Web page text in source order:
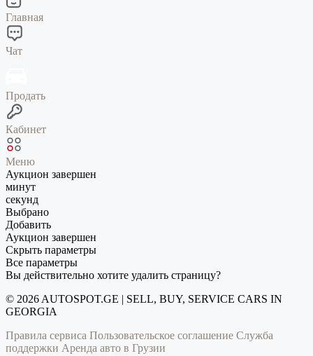
Главная
Чат
Продать
Кабинет
Меню
Аукцион завершен
минут
секунд
Выбрано
Добавить
Аукцион завершен
Скрыть параметры
Все параметры
Вы действительно хотите удалить страницу?
© 2026 AUTOSPOT.GE | SELL, BUY, SERVICE CARS IN
GEORGIA
Правила сервиса Пользовательское соглашение Служба
поддержки Аренда авто в Грузии